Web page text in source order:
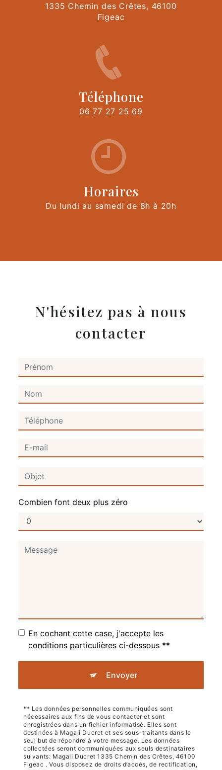
1335 Chemin des Crêtes, 46100
Figeac
Téléphone
06 77 27 25 69
Horaires
Du lundi au samedi de 8h à 20h
N'hésitez pas à nous
contacter
Combien font deux plus zéro
En cochant cette case, j'accepte les
conditions particulières ci-dessous **
Envoyer
** Les données personnelles communiquées sont
nécessaires aux fins de vous contacter et sont
enregistrées dans un fichier informatisé. Elles sont
destinées à Magali Ducret et ses sous-traitants dans le
seul but de répondre à votre message. Les données
collectées seront communiquées aux seuls destinataires
suivants: Magali Ducret 1335 Chemin des Crêtes, 46100
Figeac . Vous disposez de droits d’accès, de rectification,